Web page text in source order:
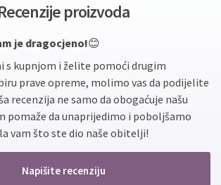
proizvoda
je dragocjeno!😊
s kupnjom i želite pomoći drugim
prave opreme, molimo vas da podijelite
recenzija ne samo da obogaćuje našu
pomaže da unaprijedimo i poboljšamo
vam što ste dio naše obitelji!
Napišite recenziju